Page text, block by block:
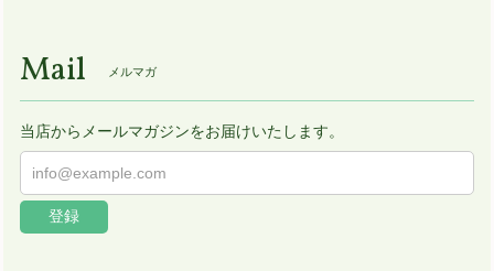
Mail メルマガ
当店からメールマガジンをお届けいたします。
登録